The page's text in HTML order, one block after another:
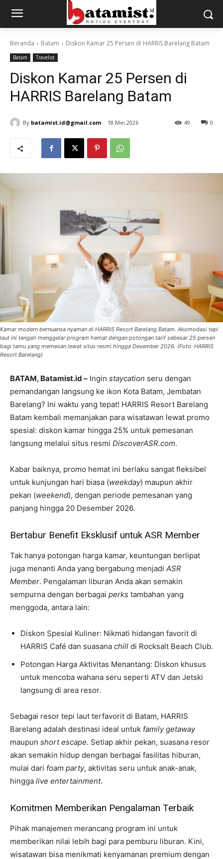
Beranda Batam Diskon Kamar 25 Persen di HARRIS Barelang Batam
Batam Travelist
Diskon Kamar 25 Persen di
HARRIS Barelang Batam
By batamist.id@gmail.com 18 Mei 2026 0
49
Kamar modern bernuansa nyaman di HARRIS Resort Barelang Batam. Akomodasi tepi
laut ini tengah menggelar program hemat dengan potongan tarif sebesar 25 persen
bagi tamu yang memesan lewat situs resmi hingga Desember 2026. (Foto: HARRIS
Resort Barelang)
BATAM, Batamist.id – Ingin staycation seru dengan
pemandangan langsung ke ikon Kota Batam, Jembatan
Barelang? Ini waktu yang tepat! HARRIS Resort Barelang
Batam kembali memanjakan para wisatawan lewat promo
spesial: diskon kamar hingga 25% untuk pemesanan
langsung melalui situs resmi DiscoverASR.com.
Kabar baiknya, promo hemat ini berlaku sangat fleksibel
untuk kunjungan hari biasa (weekday) maupun akhir
pekan (weekend), dengan periode pemesanan yang
panjang hingga 20 Desember 2026.
Bertabur Benefit Eksklusif untuk ASR Member
Tak hanya potongan harga kamar, keuntungan berlipat
juga menanti Anda yang bergabung menjadi ASR
Member. Pengalaman liburan Anda akan semakin
sempurna dengan berbagai perks tambahan yang
menggoda, antara lain:
Diskon Spesial Kuliner: Nikmati hidangan favorit di
HARRIS Café dan suasana chill di Rocksalt Beach Club.
Potongan Harga Aktivitas Menantang: Diskon khusus
untuk mencoba wahana seru seperti ATV dan Jetski
langsung di area resor.
Sebagai resor tepi laut terfavorit di Batam, HARRIS
Barelang adalah destinasi ideal untuk family getaway
maupun short escape. Setiap akhir pekan, suasana resor
akan semakin hidup dengan berbagai fasilitas hiburan,
mulai dari foam party, aktivitas seru untuk anak-anak,
hingga live entertainment.
Komitmen Memberikan Pengalaman Terbaik
Pihak manajemen merancang program ini untuk
memberikan nilai lebih bagi para pemburu liburan. Kini,
wisatawan bisa menikmati kenyamanan premium dengan